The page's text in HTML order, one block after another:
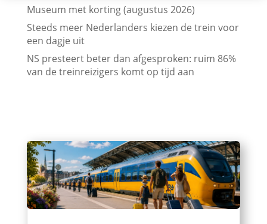
Museum met korting (augustus 2026)
Steeds meer Nederlanders kiezen de trein voor
een dagje uit
NS presteert beter dan afgesproken: ruim 86%
van de treinreizigers komt op tijd aan